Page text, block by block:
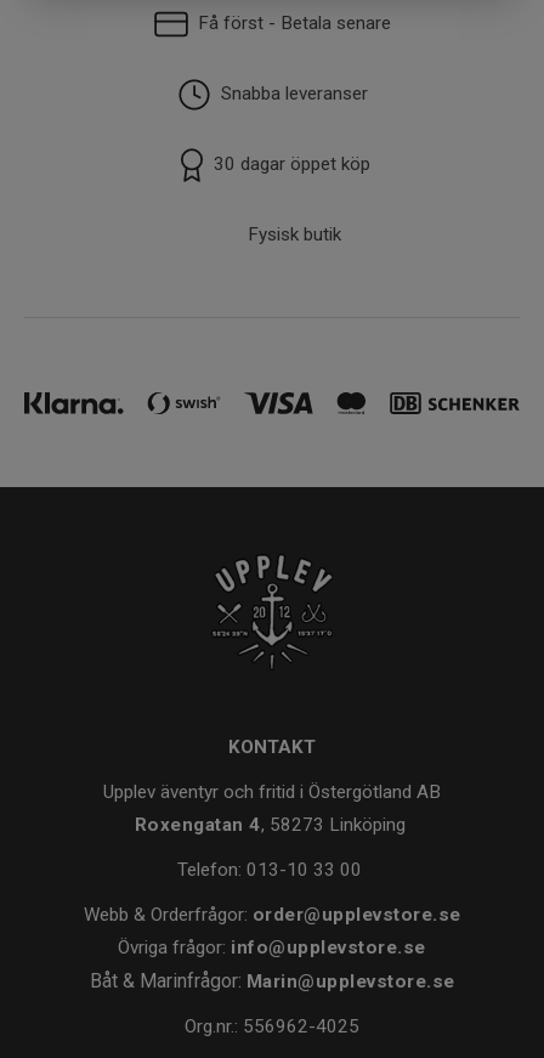
Få först - Betala senare
Snabba leveranser
30 dagar öppet köp
Fysisk butik
KONTAKT
Upplev äventyr och fritid i Östergötland AB
Roxengatan 4, 58273 Linköping
Telefon: 013-10 33 00
Webb & Orderfrågor: order@upplevstore.se
Övriga frågor: info@upplevstore.se
Båt & Marinfrågor: Marin@upplevstore.se
Org.nr.: 556962-4025